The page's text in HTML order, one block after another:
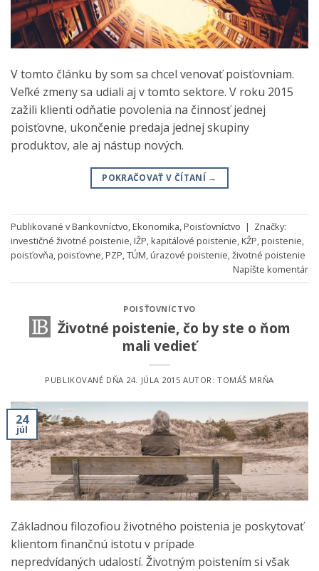
V tomto článku by som sa chcel venovať poisťovniam.
Veľké zmeny sa udiali aj v tomto sektore. V roku 2015
zažili klienti odňatie povolenia na činnosť jednej
poisťovne, ukončenie predaja jednej skupiny
produktov, ale aj nástup nových.
POKRAČOVAŤ V ČÍTANÍ →
Publikované vBankovníctvo,Ekonomika,Poisťovníctvo | Značky:
investičné životné poistenie,IŽP,kapitálové poistenie,KŽP,poistenie,
poisťovňa,poisťovne,PZP,TÚM,úrazové poistenie,životné poistenie
Napíšte komentár
POISŤOVNÍCTVO
Životné poistenie, čo by ste o ňom
mali vedieť
PUBLIKOVANÉ DŇA 24. JÚLA 2015 AUTOR:TOMÁŠ MRŇA
24
júl
Základnou filozofiou životného poistenia je poskytovať
klientom finančnú istotu v prípade
nepredvídaných udalostí. Životným poistením si však